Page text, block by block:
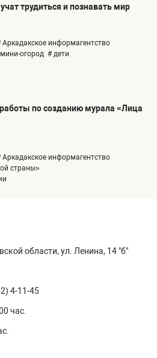
трудиться и познавать мир
Аркадакское информагентство
огород # дети
по созданию мурала «Лица
Аркадакское информагентство
страны»
области, ул. Ленина, 14 "б"
4-11-45
час.